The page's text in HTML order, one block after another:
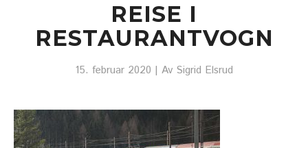
REISE I
RESTAURANTVOGN
15. februar 2020 | Av Sigrid Elsrud